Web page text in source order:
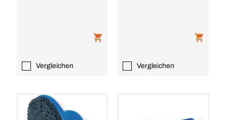
Vergleichen Vergleichen